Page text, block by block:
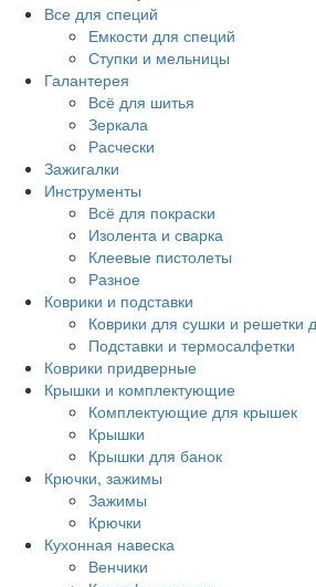
Все для специй
Емкости для специй
Ступки и мельницы
Галантерея
Всё для шитья
Зеркала
Расчески
Зажигалки
Инструменты
Всё для покраски
Изолента и сварка
Клеевые пистолеты
Разное
Коврики и подставки
Коврики для сушки и решетки
Подставки и термосалфетки
Коврики придверные
Крышки и комплектующие
Комплектующие для крышек
Крышки
Крышки для банок
Крючки, зажимы
Зажимы
Крючки
Кухонная навеска
Венчики